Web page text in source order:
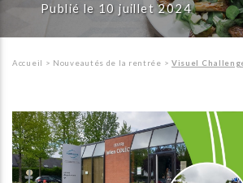
Publié le 10 juillet 2024
Accueil > Nouveautés de la rentrée > Visuel